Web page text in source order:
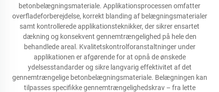
betonbelægningsmateriale. Applikationsprocessen omfatter
overfladeforberejdelse, korrekt blanding af belægningsmaterialer
samt kontrollerede applikationsteknikker, der sikrer ensartet
dækning og konsekvent gennemtrængelighed på hele den
behandlede areal. Kvalitetskontrolforanstaltninger under
applikationen er afgørende for at opnå de ønskede
ydelsesstandarder og sikre langvarig effektivitet af det
gennemtrængelige betonbelægningsmateriale. Belægningen kan
tilpasses specifikke gennemtrængelighedskrav – fra lette